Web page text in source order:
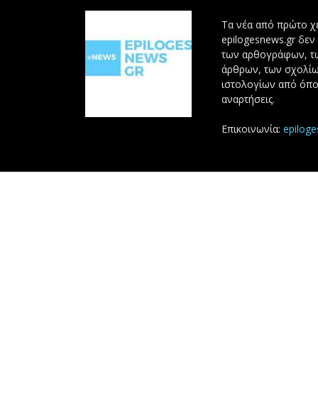
Τα νέα από πρώτο
epilogesnews.gr δεν
των αρθογράφων,
άρθρων, των
ιστολογίων από
αναρτήσεις.
Επικοινωνία: